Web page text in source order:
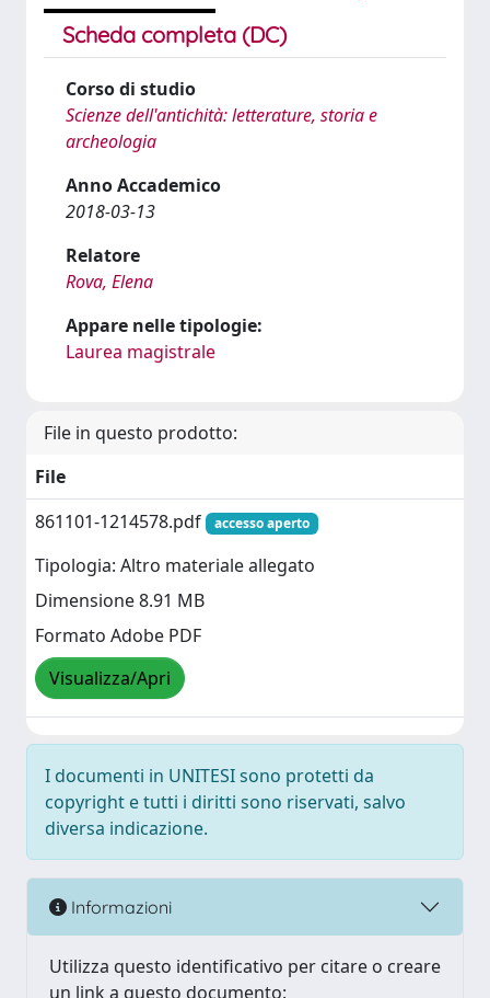
Scheda completa (DC)
Corso di studio
Scienze dell'antichità: letterature, storia e
archeologia
Anno Accademico
2018-03-13
Relatore
Rova, Elena
Appare nelle tipologie:
Laurea magistrale
File in questo prodotto:
File
861101-1214578.pdf
accesso aperto
Tipologia: Altro materiale allegato
Dimensione 8.91 MB
Formato Adobe PDF
Visualizza/Apri
I documenti in UNITESI sono protetti da
copyright e tutti i diritti sono riservati, salvo
diversa indicazione.
Informazioni
Utilizza questo identificativo per citare o creare
un link a questo documento: